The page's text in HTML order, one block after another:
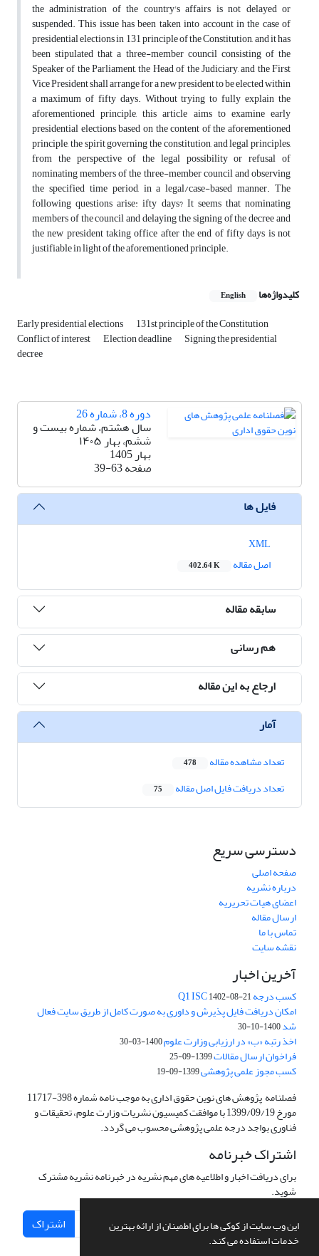
این وب سایت از کوکی ها برای اطمینان از ارائه بهترین
خدمات استفاده می کند.
the administration of the country's affairs is not delayed or
suspended. This issue has been taken into account in the case of
presidential elections in 131 principle of the Constitution, and it has
been stipulated that a three-member council consisting of the
Speaker of the Parliament, the Head of the Judiciary, and the First
Vice President shall arrange for a new president to be elected within
a maximum of fifty days. Without trying to fully explain the
aforementioned principle, this article aims to examine early
presidential elections based on the content of the aforementioned
principle, the spirit governing the constitution, and legal principles,
from the perspective of the legal possibility or refusal of
nominating members of the three-member council and observing
the specified time period, in a legal/case-based manner. The
following questions arise: ifty days? It seems that nominating
members of the council and delaying the signing of the decree and
the new president taking office after the end of fifty days is not
justifiable in light of the aforementioned principle.
کلیدواژه‌ها English
Early presidential elections 131st principle of the Constitution
Conflict of interest Election deadline Signing the presidential
decree
دوره 8، شماره 26
سال هشتم، شماره بیست و
ششم، بهار ۱۴۰۵
بهار 1405
صفحه39-63
فایل ها
اصل مقاله
402.64 K
سابقه مقاله
هم رسانی
ارجاع به این مقاله
آمار
تعداد مشاهده مقاله 478
تعداد دریافت فایل اصل مقاله 75
دسترسی سریع
صفحه اصلی
درباره نشریه
اعضای هیات تحریریه
ارسال مقاله
تماس با ما
نقشه سایت
آخرین اخبار
کسب درجه Q1 ISC1402-08-21
امکان دریافت فایل پذیرش و داوری به صورت کامل از طریق سایت فعال
شد1400-10-30
اخذ رتبه «ب» در ارزیابی وزارت علوم1400-03-30
فراخوان ارسال مقالات1399-09-25
کسب مجوز علمی پژوهشی1399-09-19
فصلنامه پژوهش های نوین حقوق اداری به موجب نامه شماره 398-11717
مورخ 1399/09/19 با موافقت کمیسیون نشریات وزارت علوم، تحقیقات و
فناوری بواجد درجه علمی پژوهشی محسوب می گردد.
اشتراک خبرنامه
برای دریافت اخبار و اطلاعیه های مهم نشریه در خبرنامه نشریه مشترک
شوید.
اشتراک